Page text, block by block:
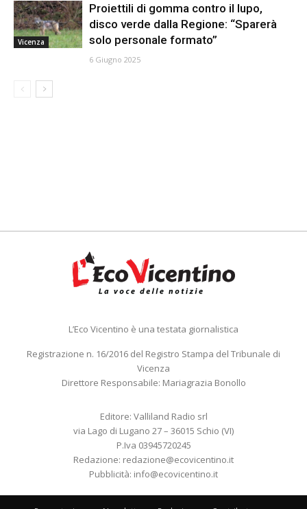
Vicenza
Proiettili di gomma contro il lupo,
disco verde dalla Regione: “Sparerà
solo personale formato”
6 Giugno 2025
L’Eco Vicentino è una testata giornalistica
Registrazione n. 16/2016 del Registro Stampa del Tribunale di
Vicenza
Direttore Responsabile: Mariagrazia Bonollo
Editore: Valliland Radio srl
via Lago di Lugano 27 – 36015 Schio (VI)
P.Iva 03945720245
Redazione: redazione@ecovicentino.it
Pubblicità: info@ecovicentino.it